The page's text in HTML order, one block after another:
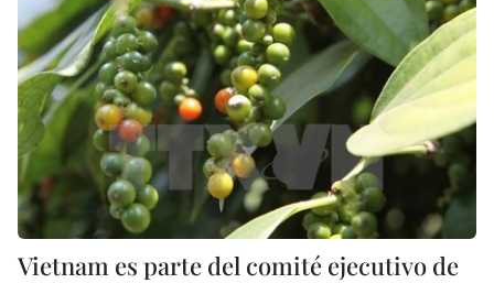
Vietnam es parte del comité ejecutivo de